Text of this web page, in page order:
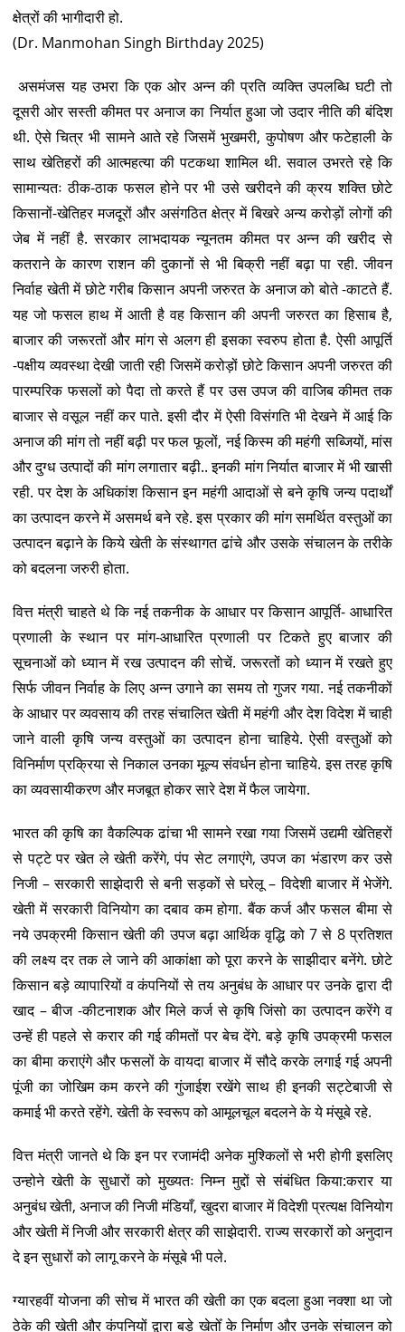
क्षेत्रों की भागीदारी हो.
(Dr. Manmohan Singh Birthday 2025)
असमंजस यह उभरा कि एक ओर अन्न की प्रति व्यक्ति उपलब्धि घटी तो
दूसरी ओर सस्ती कीमत पर अनाज का निर्यात हुआ जो उदार नीति की बंदिश
थी. ऐसे चित्र भी सामने आते रहे जिसमें भुखमरी, कुपोषण और फटेहाली के
साथ खेतिहरों की आत्महत्या की पटकथा शामिल थी. सवाल उभरते रहे कि
सामान्यतः ठीक-ठाक फसल होने पर भी उसे खरीदने की क्रय शक्ति छोटे
किसानों-खेतिहर मजदूरों और असंगठित क्षेत्र में बिखरे अन्य करोड़ों लोगों की
जेब में नहीं है. सरकार लाभदायक न्यूनतम कीमत पर अन्न की खरीद से
कतराने के कारण राशन की दुकानों से भी बिक्री नहीं बढ़ा पा रही. जीवन
निर्वाह खेती में छोटे गरीब किसान अपनी जरुरत के अनाज को बोते -काटते हैं.
यह जो फसल हाथ में आती है वह किसान की अपनी जरुरत का हिसाब है,
बाजार की जरूरतों और मांग से अलग ही इसका स्वरुप होता है. ऐसी आपूर्ति
-पक्षीय व्यवस्था देखी जाती रही जिसमें करोड़ों छोटे किसान अपनी जरुरत की
पारम्परिक फसलों को पैदा तो करते हैं पर उस उपज की वाजिब कीमत तक
बाजार से वसूल नहीं कर पाते. इसी दौर में ऐसी विसंगति भी देखने में आई कि
अनाज की मांग तो नहीं बढ़ी पर फल फूलों, नई किस्म की महंगी सब्जियों, मांस
और दुग्ध उत्पादों की मांग लगातार बढ़ी.. इनकी मांग निर्यात बाजार में भी खासी
रही. पर देश के अधिकांश किसान इन महंगी आदाओं से बने कृषि जन्य पदार्थों
का उत्पादन करने में असमर्थ बने रहे. इस प्रकार की मांग समर्थित वस्तुओं का
उत्पादन बढ़ाने के किये खेती के संस्थागत ढांचे और उसके संचालन के तरीके
को बदलना जरुरी होता.
वित्त मंत्री चाहते थे कि नई तकनीक के आधार पर किसान आपूर्ति- आधारित
प्रणाली के स्थान पर मांग-आधारित प्रणाली पर टिकते हुए बाजार की
सूचनाओं को ध्यान में रख उत्पादन की सोचें. जरूरतों को ध्यान में रखते हुए
सिर्फ जीवन निर्वाह के लिए अन्न उगाने का समय तो गुजर गया. नई तकनीकों
के आधार पर व्यवसाय की तरह संचालित खेती में महंगी और देश विदेश में चाही
जाने वाली कृषि जन्य वस्तुओं का उत्पादन होना चाहिये. ऐसी वस्तुओं को
विनिर्माण प्रक्रिया से निकाल उनका मूल्य संवर्धन होना चाहिये. इस तरह कृषि
का व्यवसायीकरण और मजबूत होकर सारे देश में फैल जायेगा.
भारत की कृषि का वैकल्पिक ढांचा भी सामने रखा गया जिसमें उद्यमी खेतिहरों
से पट्टे पर खेत ले खेती करेंगे, पंप सेट लगाएंगे, उपज का भंडारण कर उसे
निजी – सरकारी साझेदारी से बनी सड़कों से घरेलू – विदेशी बाजार में भेजेंगे.
खेती में सरकारी विनियोग का दबाव कम होगा. बैंक कर्ज और फसल बीमा से
नये उपक्रमी किसान खेती की उपज बढ़ा आर्थिक वृद्धि को 7 से 8 प्रतिशत
की लक्ष्य दर तक ले जाने की आकांक्षा को पूरा करने के साझीदार बनेंगे. छोटे
किसान बड़े व्यापारियों व कंपनियों से तय अनुबंध के आधार पर उनके द्वारा दी
खाद – बीज -कीटनाशक और मिले कर्ज से कृषि जिंसो का उत्पादन करेंगे व
उन्हें ही पहले से करार की गई कीमतों पर बेच देंगे. बड़े कृषि उपक्रमी फसल
का बीमा कराएंगे और फसलों के वायदा बाजार में सौदे करके लगाई गई अपनी
पूंजी का जोखिम कम करने की गुंजाईश रखेंगे साथ ही इनकी सट्टेबाजी से
कमाई भी करते रहेंगे. खेती के स्वरूप को आमूलचूल बदलने के ये मंसूबे रहे.
वित्त मंत्री जानते थे कि इन पर रजामंदी अनेक मुश्किलों से भरी होगी इसलिए
उन्होने खेती के सुधारों को मुख्यतः निम्न मुद्दों से संबंधित किया:करार या
अनुबंध खेती, अनाज की निजी मंडियाँ, खुदरा बाजार में विदेशी प्रत्यक्ष विनियोग
और खेती में निजी और सरकारी क्षेत्र की साझेदारी. राज्य सरकारों को अनुदान
दे इन सुधारों को लागू करने के मंसूबे भी पले.
ग्यारहवीं योजना की सोच में भारत की खेती का एक बदला हुआ नक्शा था जो
ठेके की खेती और कंपनियों द्वारा बड़े खेतोँ के निर्माण और उनके संचालन को